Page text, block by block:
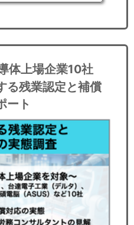
体上場企業10社
る残業認定と補償
ート